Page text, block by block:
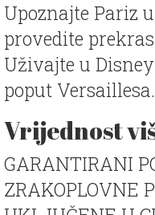
Upoznajte Pariz
provedite
Uživajte u
poput Versaillesa.
Vrijednost
GARANTIRANI
ZRAKOPLOVNE